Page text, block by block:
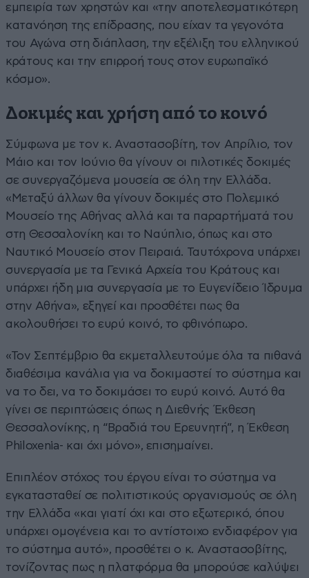
εμπειρία των χρηστών και «την αποτελεσματικότερη
κατανόηση της επίδρασης, που είχαν τα γεγονότα
του Αγώνα στη διάπλαση, την εξέλιξη του ελληνικού
κράτους και την επιρροή τους στον ευρωπαϊκό
κόσμο».
Δοκιμές και χρήση από το κοινό
Σύμφωνα με τον κ. Αναστασοβίτη, τον Απρίλιο, τον
Μάιο και τον Ιούνιο θα γίνουν οι πιλοτικές δοκιμές
σε συνεργαζόμενα μουσεία σε όλη την Ελλάδα.
«Μεταξύ άλλων θα γίνουν δοκιμές στο Πολεμικό
Μουσείο της Αθήνας αλλά και τα παραρτήματά του
στη Θεσσαλονίκη και το Ναύπλιο, όπως και στο
Ναυτικό Μουσείο στον Πειραιά. Ταυτόχρονα υπάρχει
συνεργασία με τα Γενικά Αρχεία του Κράτους και
υπάρχει ήδη μια συνεργασία με το Ευγενίδειο Ίδρυμα
στην Αθήνα», εξηγεί και προσθέτει πως θα
ακολουθήσει το ευρύ κοινό, το φθινόπωρο.
«Τον Σεπτέμβριο θα εκμεταλλευτούμε όλα τα πιθανά
διαθέσιμα κανάλια για να δοκιμαστεί το σύστημα και
να το δει, να το δοκιμάσει το ευρύ κοινό. Αυτό θα
γίνει σε περιπτώσεις όπως η Διεθνής Έκθεση
Θεσσαλονίκης, η “Βραδιά του Ερευνητή”, η Έκθεση
Philoxenia- και όχι μόνο», επισημαίνει.
Επιπλέον στόχος του έργου είναι το σύστημα να
εγκατασταθεί σε πολιτιστικούς οργανισμούς σε όλη
την Ελλάδα «και γιατί όχι και στο εξωτερικό, όπου
υπάρχει ομογένεια και το αντίστοιχο ενδιαφέρον για
το σύστημα αυτό», προσθέτει ο κ. Αναστασοβίτης,
τονίζοντας πως η πλατφόρμα θα μπορούσε καλύψει